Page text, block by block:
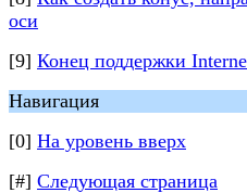
оси
[9] Конец поддержки
Навигация
[0] На уровень вверх
[#] Следующая страница